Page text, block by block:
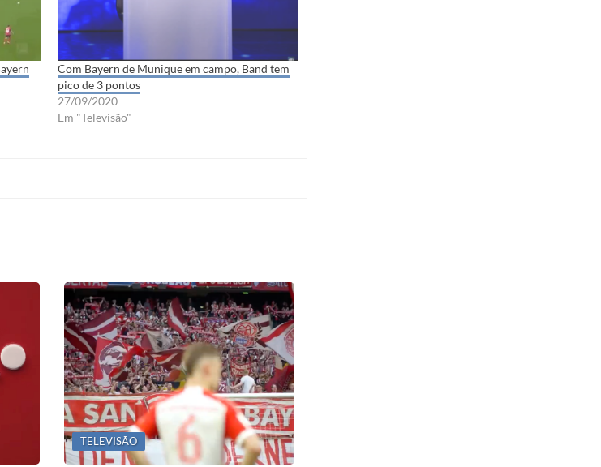
Com Bayern de Munique em campo, Band tem
pico de 3 pontos
27/09/2020
Em "Televisão"
TELEVISÃO